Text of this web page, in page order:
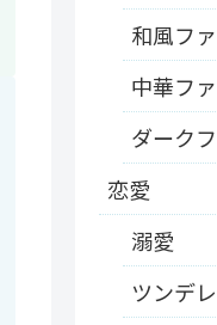
和風フ
中華フ
ダーク
恋愛
溺愛
ツンデレ